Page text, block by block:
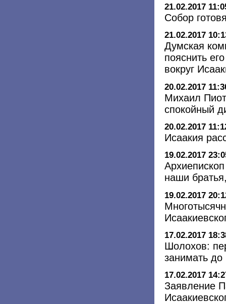
21.02.2017
Собор
21.02.2017
Думская
пояснить
вокруг
20.02.2017
Михаил
спокойный
20.02.2017
Исаакия
19.02.2017
наши
19.02.2017
17.02.2017
Шолохов:
занимать до
17.02.2017
Заявление